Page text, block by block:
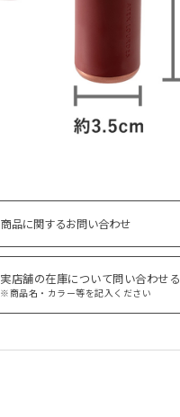
商品に関するお問い合わせ
実店舗の在庫について問い合わせる
※商品名・カラー等を記入ください